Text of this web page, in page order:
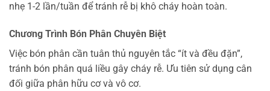
nhẹ 1-2 lần/tuần để tránh rễ bị khô cháy hoàn toàn.
Chương Trình Bón Phân Chuyên Biệt
Việc bón phân cần tuân thủ nguyên tắc “ít và đều đặn”,
tránh bón phân quá liều gây cháy rễ. Ưu tiên sử dụng cân
đối giữa phân hữu cơ và vô cơ.